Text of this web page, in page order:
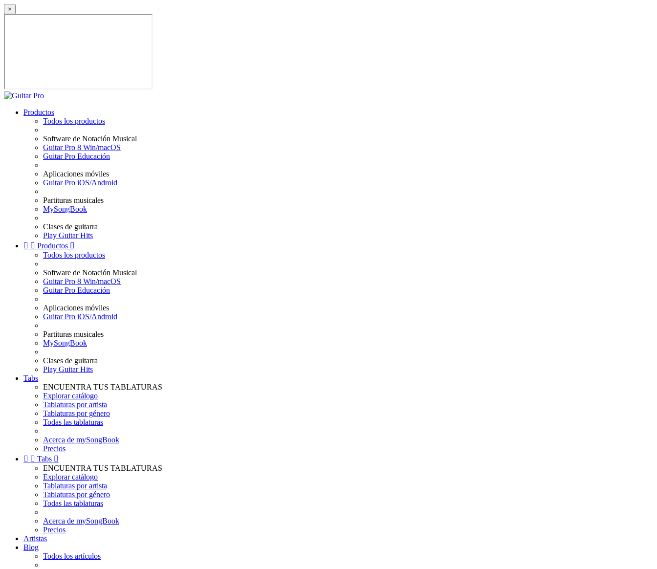
×
Productos
Todos los productos
Software de Notación Musical
Guitar Pro 8 Win/macOS
Guitar Pro Educación
Aplicaciones móviles
Guitar Pro iOS/Android
Partituras musicales
MySongBook
Clases de guitarra
Play Guitar Hits
  Productos 
Todos los productos
Software de Notación Musical
Guitar Pro 8 Win/macOS
Guitar Pro Educación
Aplicaciones móviles
Guitar Pro iOS/Android
Partituras musicales
MySongBook
Clases de guitarra
Play Guitar Hits
Tabs
ENCUENTRA TUS TABLATURAS
Explorar catálogo
Tablaturas por artista
Tablaturas por género
Todas las tablaturas
Acerca de mySongBook
Precios
  Tabs 
ENCUENTRA TUS TABLATURAS
Explorar catálogo
Tablaturas por artista
Tablaturas por género
Todas las tablaturas
Acerca de mySongBook
Precios
Artistas
Blog
Todos los artículos